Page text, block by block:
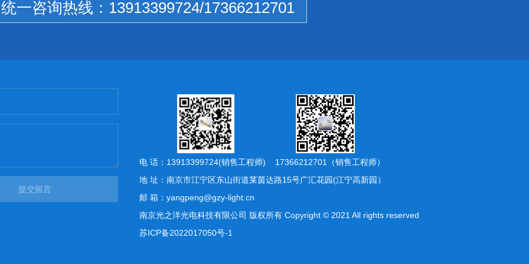
一咨询热线： 13913399724/17366212701
提交留言
电 话：13913399724(销售工程师) 17366212701（销售工程师）
地 址：南京市江宁区东山街道莱茵达路15号广汇花园(江宁高新园）
邮 箱：yangpeng@gzy-light.cn
南京光之洋光电科技有限公司 版权所有 Copyright © 2021 All rights reserved
苏ICP备2022017050号-1